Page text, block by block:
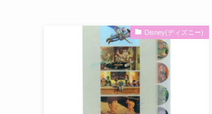
Disney(ディズニー)